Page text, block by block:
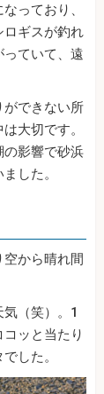
っており、
ロギスが釣れ
ていて、遠
ができない所
大切です。
の影響で砂浜
した。
から晴れ間
（笑）。1
ッと当たり
した。